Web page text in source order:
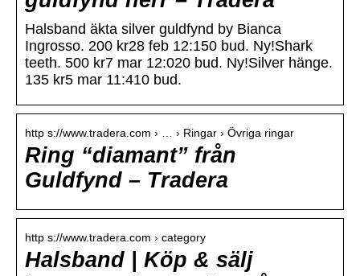
Halsband äkta silver guldfynd by Bianca
Ingrosso. 200 kr28 feb 12:150 bud. Ny!Shark
teeth. 500 kr7 mar 12:020 bud. Ny!Silver hänge.
135 kr5 mar 11:410 bud.
http s://www.tradera.com › … › Ringar › Övriga ringar
Ring “diamant” från
Guldfynd – Tradera
http s://www.tradera.com › category
Halsband | Köp & sälj